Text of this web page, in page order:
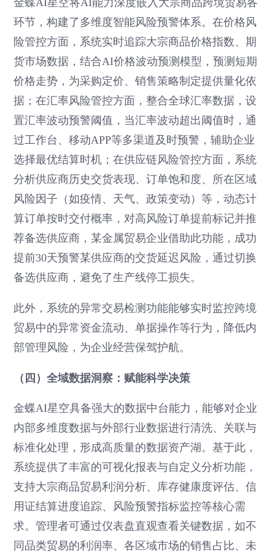
环节，构建了多维度智能风险预警体系。在价格风
险管控方面，系统实时追踪大宗商品价格指数、期
货市场数据，结合AI价格波动预测模型，预测短期
价格走势，为采购定价、销售策略制定提供量化依
据；在汇率风险管控方面，整合全球汇率数据，设
置汇率波动预警阈值，当汇率波动超出阈值时，通
过工作台、移动APP等多渠道及时预警，辅助企业
选择最优结算时机；在供应链风险管控方面，系统
分析供应商历史交货表现、订单饱和度、所在区域
风险因子（如疫情、天气、政策变动）等，动态计
算订单按时交付概率，对高风险订单提前标记并推
荐备选供应商，某金属贸易企业借助此功能，成功
提前30天预警某供应商的交货延迟风险，通过切换
备选供应商，避免了生产线停工损失。
此外，系统的异常交易检测功能能够实时监控跨境
贸易中的异常资金流动、单据操作等行为，降低内
部管理风险，为企业经营保驾护航。
（四）全域数据洞察：赋能科学决策
金蝶AI星空具备强大的数据中台能力，能够对企业
内部多维度数据与外部行业数据进行清洗、关联与
标准化处理，形成高质量的数据资产湖。基于此，
系统提供了丰富的可视化报表与自定义分析功能，
支持大宗商品贸易利润分析、库存健康度评估、信
用证结算进度追踪、风险预警指标监控等核心需
求。管理者可通过仪表盘直观查看关键数据，如不
同品类贸易的利润率、各区域市场的销售占比、未